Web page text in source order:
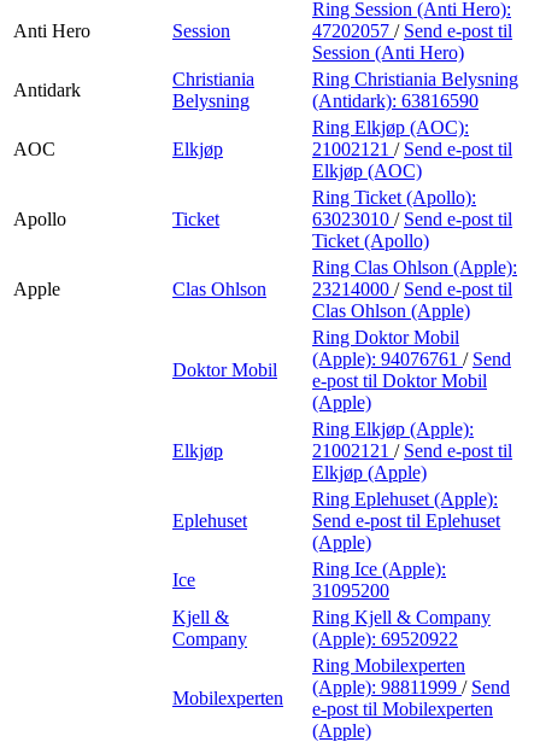
Anti Hero Session
Ring Session (Anti Hero):
47202057 / Send e-post til
Session (Anti Hero)
Antidark
Christiania
Belysning
Ring Christiania Belysning
(Antidark): 63816590
AOC Elkjøp
Ring Elkjøp (AOC):
21002121 / Send e-post til
Elkjøp (AOC)
Apollo Ticket
Ring Ticket (Apollo):
63023010 / Send e-post til
Ticket (Apollo)
Apple Clas Ohlson
Ring Clas Ohlson (Apple):
23214000 / Send e-post til
Clas Ohlson (Apple)
Doktor Mobil
Ring Doktor Mobil
(Apple): 94076761 / Send
e-post til Doktor Mobil
(Apple)
Elkjøp
Ring Elkjøp (Apple):
21002121 / Send e-post til
Elkjøp (Apple)
Eplehuset
Ring Eplehuset (Apple):
Send e-post til Eplehuset
(Apple)
Ice
Ring Ice (Apple):
31095200
Kjell &
Company
Ring Kjell & Company
(Apple): 69520922
Mobilexperten
Ring Mobilexperten
(Apple): 98811999 / Send
e-post til Mobilexperten
(Apple)